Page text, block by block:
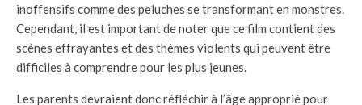
inoffensifs comme des peluches se transformant en monstres.
Cependant, il est important de noter que ce film contient des
scènes effrayantes et des thèmes violents qui peuvent être
difficiles à comprendre pour les plus jeunes.
Les parents devraient donc réfléchir à l’âge approprié pour